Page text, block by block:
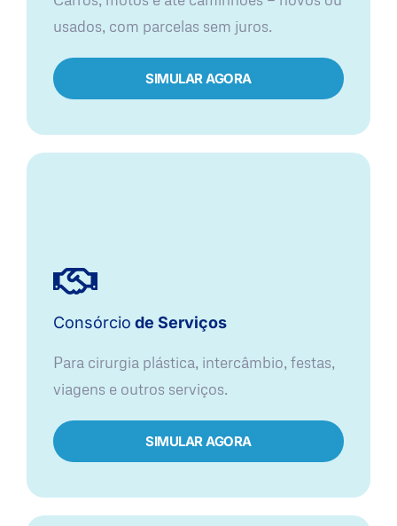
usados, com parcelas sem juros.
SIMULAR AGORA
Consórcio de Serviços
Para cirurgia plástica, intercâmbio, festas,
viagens e outros serviços.
SIMULAR AGORA